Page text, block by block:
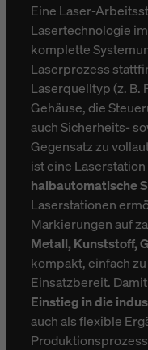
Eine Laser-
Lasertechnologie
komplette
Laserprozess
Laserquelltyp (z. B.
Gehäuse, die
auch Sicherheits-
Gegensatz zu
ist eine
halbautomatische
Laserstationen
Markierungen auf
Metall, Kunststoff,
kompakt, einfach
Einsatzbereit.
Einstieg in die
auch als flexible